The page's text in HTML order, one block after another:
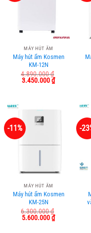
MÁY HÚT ẨM
Máy hút ẩm Kosmen
KM-12N
4.890.000₫
Giá
3.450.000₫Giá
hiện
3.450.000 ₫.
-11%
MÁY HÚT ẨM
Máy hút ẩm Kosmen
KM-25N
6.300.000₫
Giá
5.600.000₫Giá
hiện
-